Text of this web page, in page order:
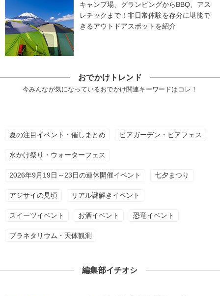
キャンプ場、グランピングからBBQ、アス
レチックまで！非日常体験を存分に堪能で
きるアウトドアスポットを紹介
おでかけトレンド
今みんなが気になっているおでかけ関連キーワードはコレ！
夏の注目イベント・催しまとめ ビアガーデン・ビアフェス
水かけ祭り・ウォーターフェス
2026年9月19日～23日の連休開催イベント 七夕まつり
アジサイの見頃 リアル謎解きイベント
スイーツイベント お酒イベント 恐竜イベント
プラネタリウム・天体観測
編集部イチオシ